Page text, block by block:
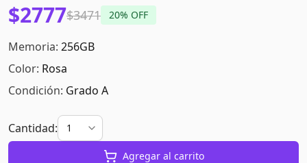
$2777$3471 20% OFF
Memoria: 256GB
Color: Rosa
Condición: Grado A
Cantidad:
Agregar al carrito